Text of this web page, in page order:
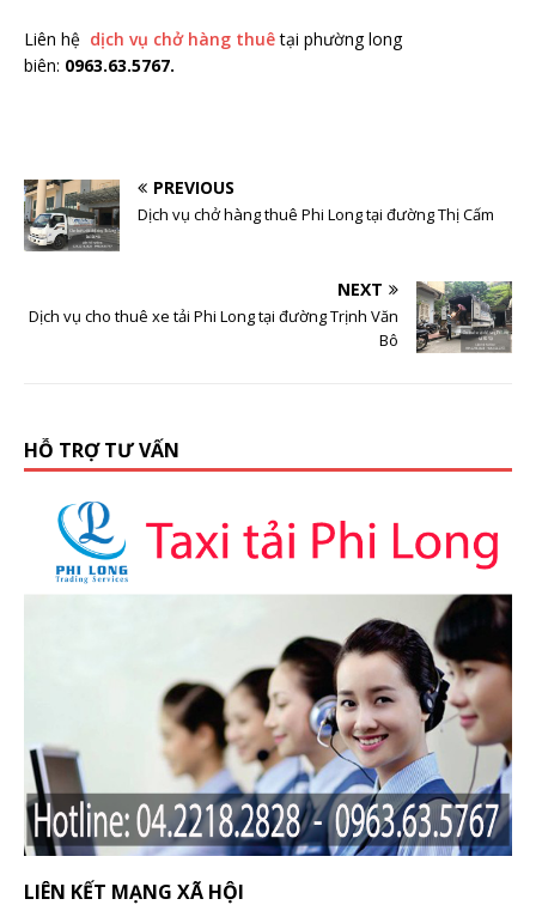
Liên hệ dịch vụ chở hàng thuêtại phường long
biên: 0963.63.5767.
PREVIOUS
Dịch vụ chở hàng thuê Phi Long tại đường Thị Cấm
NEXT
Dịch vụ cho thuê xe tải Phi Long tại đường Trịnh Văn
Bô
HỖ TRỢ TƯ VẤN
LIÊN KẾT MẠNG XÃ HỘI